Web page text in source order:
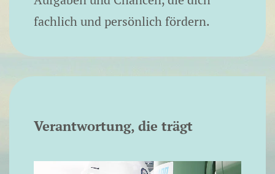
fachlich und persönlich fördern.
Verantwortung, die trägt